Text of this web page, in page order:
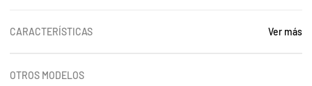
CARACTERÍSTICAS Ver más
OTROS MODELOS